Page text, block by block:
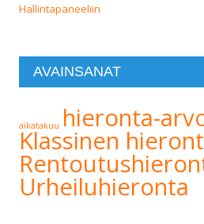
Hallintapaneeliin
AVAINSANAT
aikatakuu hieronta-
Klassinen
Urheiluhieronta